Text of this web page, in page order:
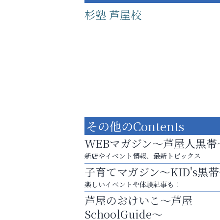
杉塾 芦屋校
学び方が変われば、成績は変わる。
おそうじ本舗芦屋東
その他のContents
WEBマガジン～芦屋人黒帯
新店やイベント情報、最新トピックス
子育てマガジン～KID's黒
楽しいイベントや体験記事も！
芦屋のおけいこ～芦屋
SchoolGuide～